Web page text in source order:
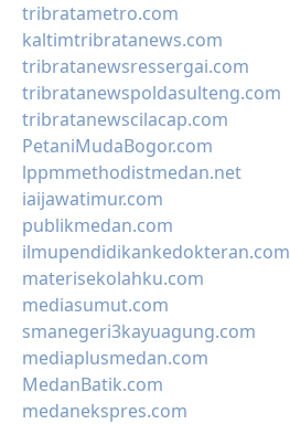
tribratametro.com
kaltimtribratanews.com
tribratanewsressergai.com
tribratanewspoldasulteng.com
tribratanewscilacap.com
PetaniMudaBogor.com
lppmmethodistmedan.net
iaijawatimur.com
publikmedan.com
ilmupendidikankedokteran.com
materisekolahku.com
mediasumut.com
smanegeri3kayuagung.com
mediaplusmedan.com
MedanBatik.com
medanekspres.com